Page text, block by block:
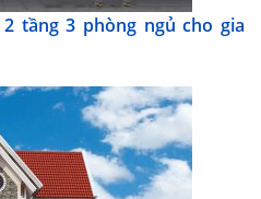
tầng 3 phòng ngủ cho gia